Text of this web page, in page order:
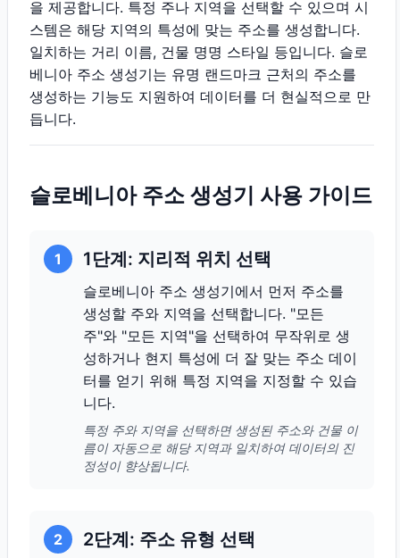
을 제공합니다. 특정 주나 지역을 선택할 수 있으며 시
스템은 해당 지역의 특성에 맞는 주소를 생성합니다.
일치하는 거리 이름, 건물 명명 스타일 등입니다. 슬로
베니아 주소 생성기는 유명 랜드마크 근처의 주소를
생성하는 기능도 지원하여 데이터를 더 현실적으로 만
듭니다.
슬로베니아 주소 생성기 사용 가이드
1 1단계: 지리적 위치 선택
슬로베니아 주소 생성기에서 먼저 주소를
생성할 주와 지역을 선택합니다. "모든
주"와 "모든 지역"을 선택하여 무작위로 생
성하거나 현지 특성에 더 잘 맞는 주소 데이
터를 얻기 위해 특정 지역을 지정할 수 있습
니다.
특정 주와 지역을 선택하면 생성된 주소와 건물 이
름이 자동으로 해당 지역과 일치하여 데이터의 진
정성이 향상됩니다.
2 2단계: 주소 유형 선택